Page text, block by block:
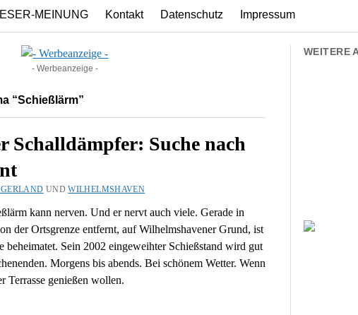
MEINUNG Kontakt Datenschutz Impressum
- Werbeanzeige -
“Schießlärm”
Schalldämpfer: Suche nach
UNDWILHELMSHAVEN
kann nerven. Und er nervt auch viele. Gerade in
der Ortsgrenze entfernt, auf Wilhelmshavener Grund, ist
beheimatet. Sein 2002 eingeweihter Schießstand wird gut
Morgens bis abends. Bei schönem Wetter. Wenn
Terrasse genießen wollen.
WEITERE